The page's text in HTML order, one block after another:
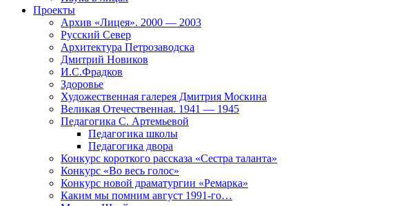
Проекты
Архив «Лицея». 2000 — 2003
Русский Север
Архитектура Петрозаводска
Дмитрий Новиков
И.С.Фрадков
Здоровье
Художественная галерея Дмитрия Москина
Великая Отечественная. 1941 — 1945
Педагогика С. Артемьевой
Педагогика школы
Педагогика двора
Конкурс короткого рассказа «Сестра таланта»
Конкурс «Во весь голос»
Конкурс новой драматургии «Ремарка»
Каким мы помним август 1991-го…